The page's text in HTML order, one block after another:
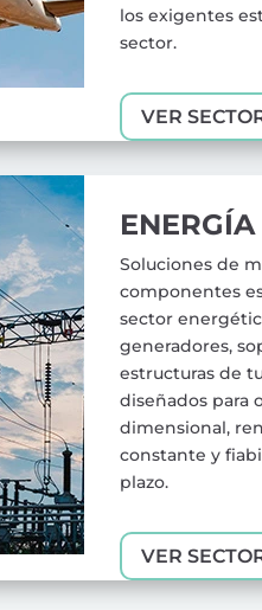
los exigentes
sector.
VER
ENERGÍA
Soluciones de
componentes
sector
generadores,
estructuras de
diseñados para
dimensional,
constante y
plazo.
VER